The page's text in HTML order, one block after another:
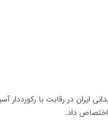
ایران در رقابت با
اختصاص داد.